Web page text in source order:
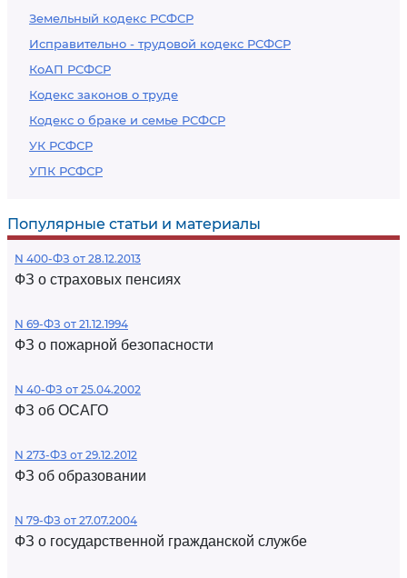
Земельный кодекс РСФСР
Исправительно - трудовой кодекс РСФСР
КоАП РСФСР
Кодекс законов о труде
Кодекс о браке и семье РСФСР
УК РСФСР
УПК РСФСР
Популярные статьи и материалы
N 400-ФЗ от 28.12.2013
ФЗ о страховых пенсиях
N 69-ФЗ от 21.12.1994
ФЗ о пожарной безопасности
N 40-ФЗ от 25.04.2002
ФЗ об ОСАГО
N 273-ФЗ от 29.12.2012
ФЗ об образовании
N 79-ФЗ от 27.07.2004
ФЗ о государственной гражданской службе